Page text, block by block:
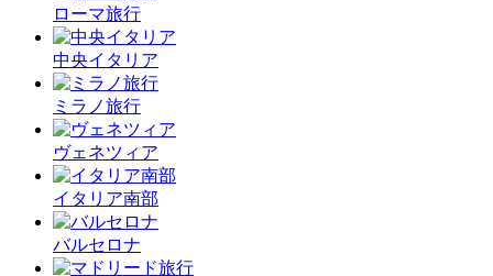
ローマ旅行
中央イタリア
ミラノ旅行
ヴェネツィア
イタリア南部
バルセロナ